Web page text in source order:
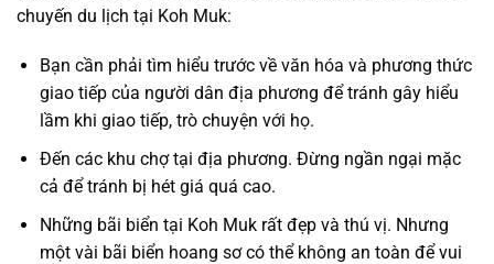
chuyến du lịch tại Koh Muk:
Bạn cần phải tìm hiểu trước về văn hóa và phương thức
giao tiếp của người dân địa phương để tránh gây hiểu
lầm khi giao tiếp, trò chuyện với họ.
Đến các khu chợ tại địa phương. Đừng ngần ngại mặc
cả để tránh bị hét giá quá cao.
Những bãi biển tại Koh Muk rất đẹp và thú vị. Nhưng
một vài bãi biển hoang sơ có thể không an toàn để vui